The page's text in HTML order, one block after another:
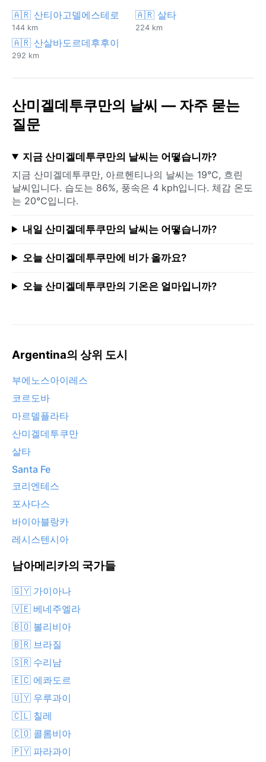
🇦🇷 산티아고델에스테로
144 km
🇦🇷 살타
224 km
🇦🇷 산살바도르데후후이
292 km
산미겔데투쿠만의 날씨 — 자주 묻는
질문
지금 산미겔데투쿠만의 날씨는 어떻습니까?
지금 산미겔데투쿠만, 아르헨티나의 날씨는 19°C, 흐린
날씨입니다. 습도는 86%, 풍속은 4 kph입니다. 체감 온도
는 20°C입니다.
내일 산미겔데투쿠만의 날씨는 어떻습니까?
오늘 산미겔데투쿠만에 비가 올까요?
오늘 산미겔데투쿠만의 기온은 얼마입니까?
Argentina의 상위 도시
부에노스아이레스
코르도바
마르델플라타
산미겔데투쿠만
살타
Santa Fe
코리엔테스
포사다스
바이아블랑카
레시스텐시아
남아메리카의 국가들
🇬🇾 가이아나
🇻🇪 베네주엘라
🇧🇴 볼리비아
🇧🇷 브라질
🇸🇷 수리남
🇪🇨 에콰도르
🇺🇾 우루과이
🇨🇱 칠레
🇨🇴 콜롬비아
🇵🇾 파라과이